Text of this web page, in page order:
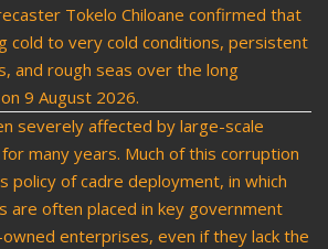
Tokelo Chiloane confirmed that
cold to very cold conditions, persistent
and rough seas over the long
9 August 2026.
severely affected by large-scale
many years. Much of this corruption
policy of cadre deployment, in which
are often placed in key government
enterprises, even if they lack the